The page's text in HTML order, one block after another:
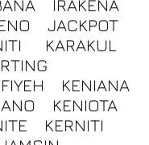
IRAKENA
JACKPOT
KARAKUL
KENIANA
KENIOTA
KERNITI